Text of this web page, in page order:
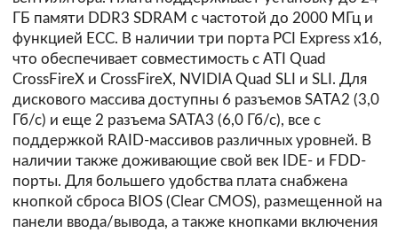
ГБ памяти DDR3 SDRAM с частотой до 2000 МГц и
функцией ECC. В наличии три порта PCI Express x16,
что обеспечивает совместимость с ATI Quad
CrossFireX и CrossFireX, NVIDIA Quad SLI и SLI. Для
дискового массива доступны 6 разъемов SATA2 (3,0
Гб/с) и еще 2 разъема SATA3 (6,0 Гб/с), все с
поддержкой RAID-массивов различных уровней. В
наличии также доживающие свой век IDE- и FDD-
порты. Для большего удобства плата снабжена
кнопкой сброса BIOS (Clear CMOS), размещенной на
панели ввода/вывода, а также кнопками включения